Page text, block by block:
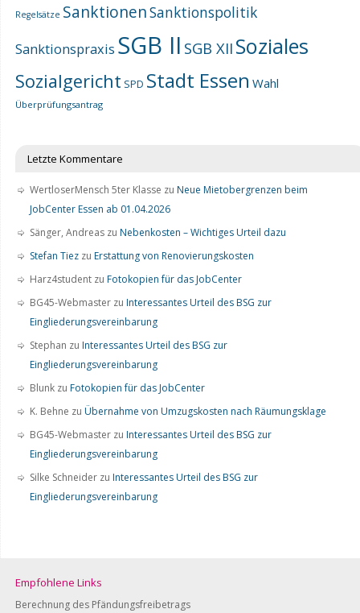
Regelsätze SanktionenSanktionspolitik
Sanktionspraxis SGB II SGB XII Soziales
Sozialgericht SPD Stadt Essen Wahl
Überprüfungsantrag
Letzte Kommentare
WertloserMensch 5ter Klasse zu Neue Mietobergrenzen beim
JobCenter Essen ab 01.04.2026
Sänger, Andreas zu Nebenkosten – Wichtiges Urteil dazu
Stefan Tiez zu Erstattung von Renovierungskosten
Harz4student zu Fotokopien für das JobCenter
BG45-Webmaster zu Interessantes Urteil des BSG zur
Eingliederungsvereinbarung
Stephan zu Interessantes Urteil des BSG zur
Eingliederungsvereinbarung
Blunk zu Fotokopien für das JobCenter
K. Behne zu Übernahme von Umzugskosten nach Räumungsklage
BG45-Webmaster zu Interessantes Urteil des BSG zur
Eingliederungsvereinbarung
Silke Schneider zu Interessantes Urteil des BSG zur
Eingliederungsvereinbarung
Empfohlene Links
Berechnung des Pfändungsfreibetrags